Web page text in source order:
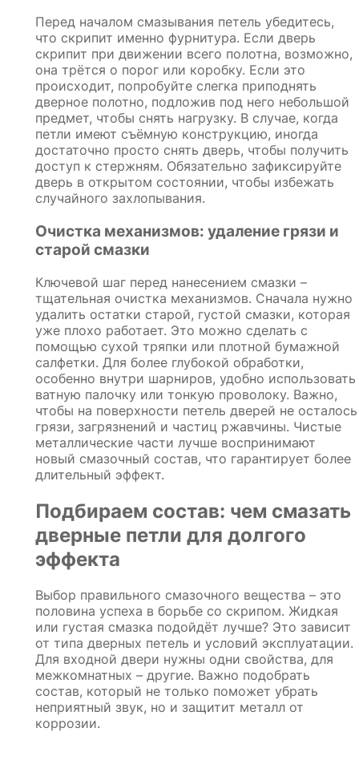
Перед началом смазывания петель убедитесь,
что скрипит именно фурнитура. Если дверь
скрипит при движении всего полотна, возможно,
она трётся о порог или коробку. Если это
происходит, попробуйте слегка приподнять
дверное полотно, подложив под него небольшой
предмет, чтобы снять нагрузку. В случае, когда
петли имеют съёмную конструкцию, иногда
достаточно просто снять дверь, чтобы получить
доступ к стержням. Обязательно зафиксируйте
дверь в открытом состоянии, чтобы избежать
случайного захлопывания.
Очистка механизмов: удаление грязи и
старой смазки
Ключевой шаг перед нанесением смазки –
тщательная очистка механизмов. Сначала нужно
удалить остатки старой, густой смазки, которая
уже плохо работает. Это можно сделать с
помощью сухой тряпки или плотной бумажной
салфетки. Для более глубокой обработки,
особенно внутри шарниров, удобно использовать
ватную палочку или тонкую проволоку. Важно,
чтобы на поверхности петель дверей не осталось
грязи, загрязнений и частиц ржавчины. Чистые
металлические части лучше воспринимают
новый смазочный состав, что гарантирует более
длительный эффект.
Подбираем состав: чем смазать
дверные петли для долгого
эффекта
Выбор правильного смазочного вещества – это
половина успеха в борьбе со скрипом. Жидкая
или густая смазка подойдёт лучше? Это зависит
от типа дверных петель и условий эксплуатации.
Для входной двери нужны одни свойства, для
межкомнатных – другие. Важно подобрать
состав, который не только поможет убрать
неприятный звук, но и защитит металл от
коррозии.